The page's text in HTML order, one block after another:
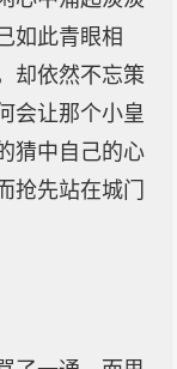
如此青眼相
却依然不忘策
会让那个小皇
猜中自己的心
抢先站在城门